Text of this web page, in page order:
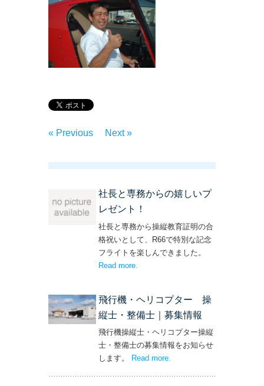
« Previous Next »
社長と専務からの嬉しいプ
レゼント！
社長と専務から操縦教育証明の合
格祝いとして、R66で特別な記念
フライトを楽しんできました。
Read more
飛行機・ヘリコプター 操
縦士・整備士｜募集情報
飛行機操縦士・ヘリコプター操縦
士・整備士の募集情報をお知らせ
します。
Read more– ‘飛行機・ヘリコプター
.